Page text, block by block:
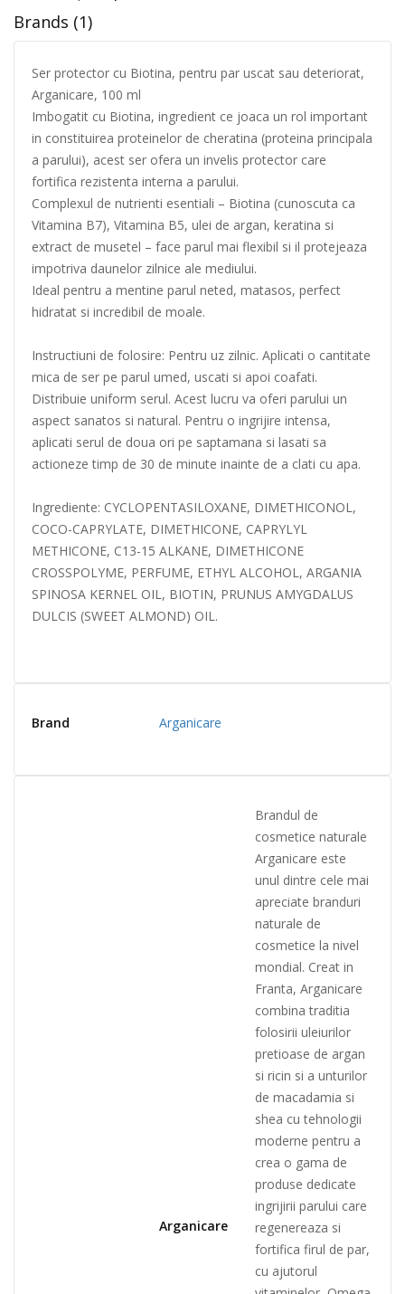
Brands (1)
Ser protector cu Biotina, pentru par uscat sau deteriorat,
Arganicare, 100 ml
Imbogatit cu Biotina, ingredient ce joaca un rol important
in constituirea proteinelor de cheratina (proteina principala
a parului), acest ser ofera un invelis protector care
fortifica rezistenta interna a parului.
Complexul de nutrienti esentiali – Biotina (cunoscuta ca
Vitamina B7), Vitamina B5, ulei de argan, keratina si
extract de musetel – face parul mai flexibil si il protejeaza
impotriva daunelor zilnice ale mediului.
Ideal pentru a mentine parul neted, matasos, perfect
hidratat si incredibil de moale.
Instructiuni de folosire: Pentru uz zilnic. Aplicati o cantitate
mica de ser pe parul umed, uscati si apoi coafati.
Distribuie uniform serul. Acest lucru va oferi parului un
aspect sanatos si natural. Pentru o ingrijire intensa,
aplicati serul de doua ori pe saptamana si lasati sa
actioneze timp de 30 de minute inainte de a clati cu apa.
Ingrediente: CYCLOPENTASILOXANE, DIMETHICONOL,
COCO-CAPRYLATE, DIMETHICONE, CAPRYLYL
METHICONE, C13-15 ALKANE, DIMETHICONE
CROSSPOLYME, PERFUME, ETHYL ALCOHOL, ARGANIA
SPINOSA KERNEL OIL, BIOTIN, PRUNUS AMYGDALUS
DULCIS (SWEET ALMOND) OIL.
Brand Arganicare
Arganicare
Brandul de
cosmetice naturale
Arganicare este
unul dintre cele mai
apreciate branduri
naturale de
cosmetice la nivel
mondial. Creat in
Franta, Arganicare
combina traditia
folosirii uleiurilor
pretioase de argan
si ricin si a unturilor
de macadamia si
shea cu tehnologii
moderne pentru a
crea o gama de
produse dedicate
ingrijirii parului care
regenereaza si
fortifica firul de par,
cu ajutorul